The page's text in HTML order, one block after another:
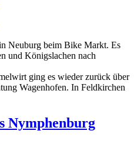
Neuburg beim Bike Markt. Es
und Königslachen nach
ging es wieder zurück über
Wagenhofen. In Feldkirchen
Nymphenburg